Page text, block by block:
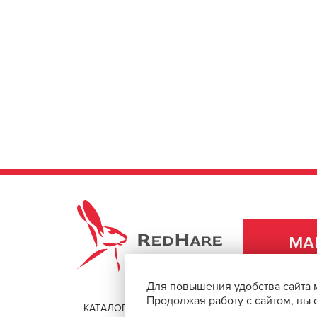
REDHARE
КАТАЛОГ ДОСТАВКА И ОПЛАТА
Для повышения удобства
Продолжая работу с сайтом, вы